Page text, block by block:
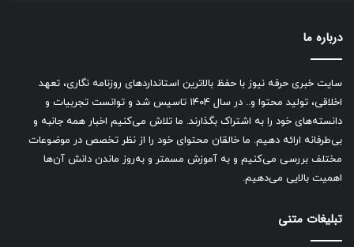
درباره ما
سایت خبری حرفه نیوز با حفظ بالاترین استانداردهای روزنامه نگاری، تعهد
اخلاقی، تولید محتوا و.. در سال ۱۴۰۴ تاسیس شد و توانست تجربیات و
دانسته‌های خود را به اشتراک بگذارند. ما تلاش می‌کنیم اخبار همه جانبه و
بی‌طرفانه ارائه دهیم. ما خالقان محتوای خود را از نظر تخصص در موضوعات
مختلف بررسی می‌کنیم و به آموزش مسمتر و به‌روز ماندن دانش آن‌ها
اهمیت بالایی می‌دهیم.
تبلیغات متنی